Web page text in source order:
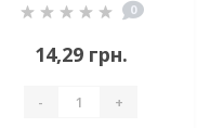
0
14,29 грн.
- +